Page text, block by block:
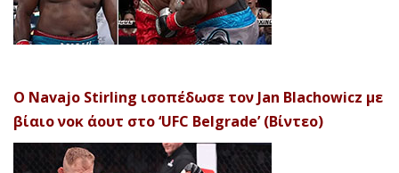
Ο Navajo Stirling ισοπέδωσε τον Jan Blachowicz με
βίαιο νοκ άουτ στο ‘UFC Belgrade’ (Βίντεο)